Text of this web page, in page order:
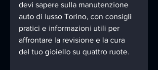
devi sapere sulla manutenzione
auto di lusso Torino, con consigli
pratici e informazioni utili per
affrontare la revisione e la cura
del tuo gioiello su quattro ruote.